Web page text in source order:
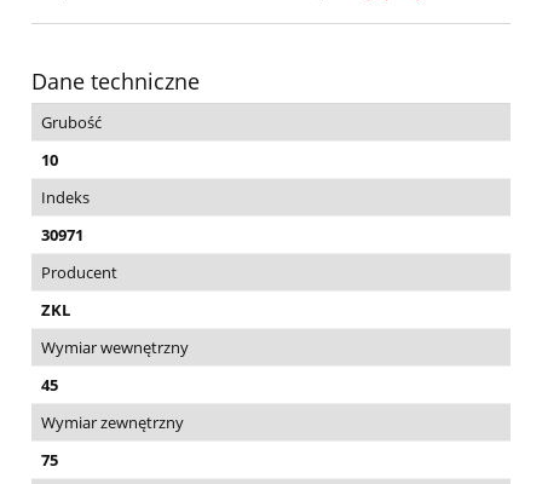
Dane techniczne
Grubość
10
Indeks
30971
Producent
ZKL
Wymiar wewnętrzny
45
Wymiar zewnętrzny
75